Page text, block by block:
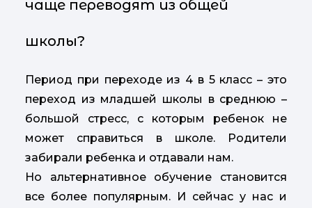
чаще переводят из общей
школы?
Период при переходе из 4 в 5 класс – это
переход из младшей школы в среднюю –
большой стресс, с которым ребенок не
может справиться в школе. Родители
забирали ребенка и отдавали нам.
Но альтернативное обучение становится
все более популярным. И сейчас у нас и